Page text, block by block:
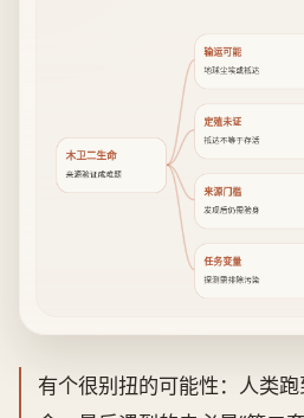
木卫二生命
来源验证成难题
输运可能
地球尘埃或抵达
定殖未证
抵达不等于存活
来源门槛
发现后仍需验身
任务变量
探测需排除污染
有个很别扭的可能性：人类